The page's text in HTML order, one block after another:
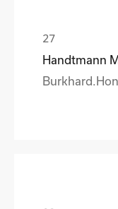
Handtmann